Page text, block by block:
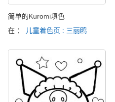
简单的Kuromi填色
在 ：
儿童着色页 : 三丽鸥